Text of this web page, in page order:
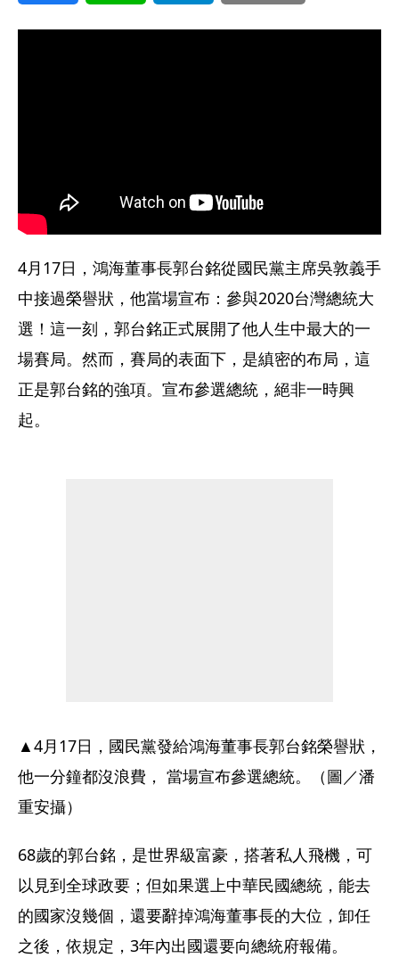
4月17日，鴻海董事長郭台銘從國民黨主席吳敦義手
中接過榮譽狀，他當場宣布：參與2020台灣總統大
選！這一刻，郭台銘正式展開了他人生中最大的一
場賽局。然而，賽局的表面下，是縝密的布局，這
正是郭台銘的強項。宣布參選總統，絕非一時興
起。
▲4月17日，國民黨發給鴻海董事長郭台銘榮譽狀，
他一分鐘都沒浪費， 當場宣布參選總統。（圖／潘
重安攝）
68歲的郭台銘，是世界級富豪，搭著私人飛機，可
以見到全球政要；但如果選上中華民國總統，能去
的國家沒幾個，還要辭掉鴻海董事長的大位，卸任
之後，依規定，3年內出國還要向總統府報備。